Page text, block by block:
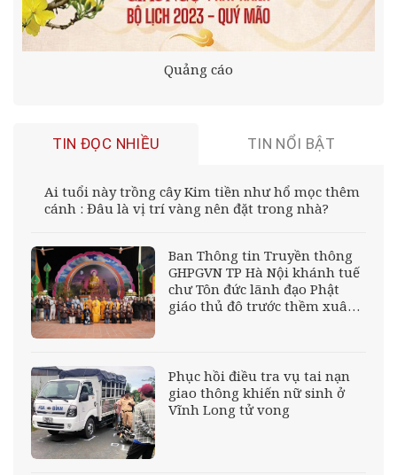
Quảng cáo
TIN ĐỌC NHIỀU TIN NỔI BẬT
Ai tuổi này trồng cây Kim tiền như hổ mọc thêm
cánh : Đâu là vị trí vàng nên đặt trong nhà?
Ban Thông tin Truyền thông
GHPGVN TP Hà Nội khánh tuế
chư Tôn đức lãnh đạo Phật
giáo thủ đô trước thềm xuân
Phục hồi điều tra vụ tai nạn
giao thông khiến nữ sinh ở
Vĩnh Long tử vong